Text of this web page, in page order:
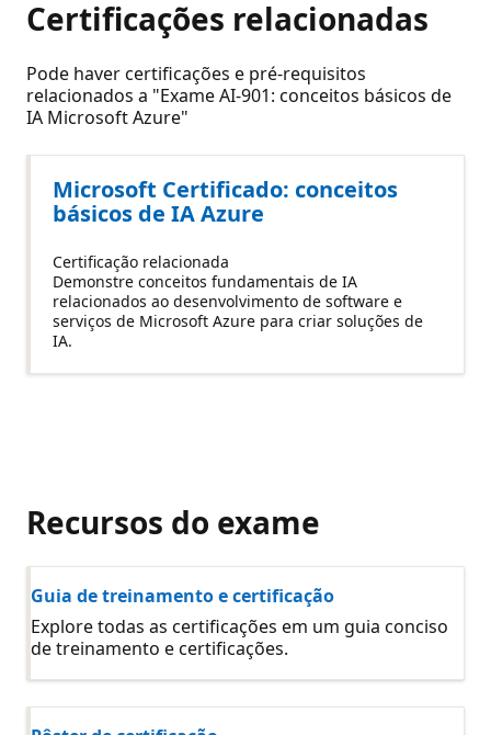
Certificações relacionadas
Pode haver certificações e pré-requisitos
relacionados a "Exame AI-901: conceitos básicos de
IA Microsoft Azure"
Microsoft Certificado: conceitos
básicos de IA Azure
Certificação relacionada
Demonstre conceitos fundamentais de IA
relacionados ao desenvolvimento de software e
serviços de Microsoft Azure para criar soluções de
IA.
Recursos do exame
Guia de treinamento e certificação
Explore todas as certificações em um guia conciso
de treinamento e certificações.